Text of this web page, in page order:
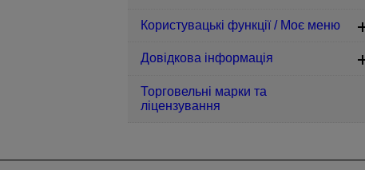
Користувацькі функції / Моє меню
Довідкова інформація
Торговельні марки та
ліцензування